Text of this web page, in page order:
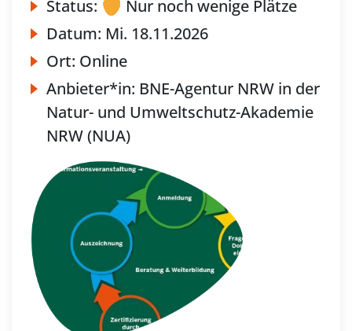
Status:
Nur noch wenige Plätze
Datum: Mi. 18.11.2026
Ort: Online
Anbieter*in: BNE-Agentur NRW in der
Natur- und Umweltschutz-Akademie
NRW (NUA)